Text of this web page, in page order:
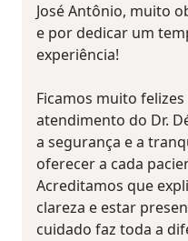
José Antônio, muito
e por dedicar um
experiência!
Ficamos muito
atendimento do Dr.
a segurança e a
oferecer a cada
Acreditamos que
clareza e estar
cuidado faz toda a